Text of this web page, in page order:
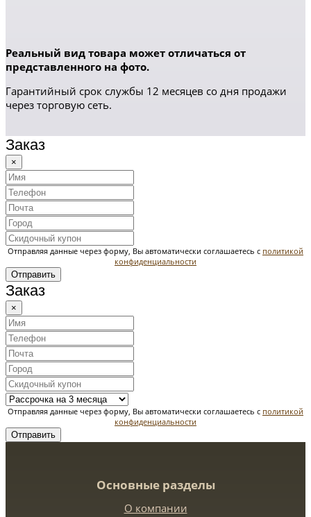
Реальный вид товара может отличаться от
представленного на фото.
Гарантийный срок службы 12 месяцев со дня продажи
через торговую сеть.
Заказ
×
Отправляя данные через форму, Вы автоматически соглашаетесь с политикой
конфиденциальности
Отправить
Заказ
×
Отправляя данные через форму, Вы автоматически соглашаетесь с политикой
конфиденциальности
Отправить
Основные разделы
О компании